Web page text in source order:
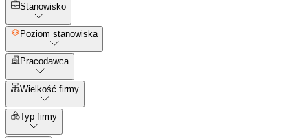
Stanowisko
Poziom stanowiska
Pracodawca
Wielkość firmy
Typ firmy